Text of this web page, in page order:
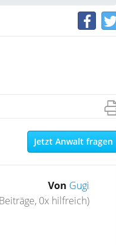
Jetzt Anwalt fragen
Von Gugi
0x hilfreich)